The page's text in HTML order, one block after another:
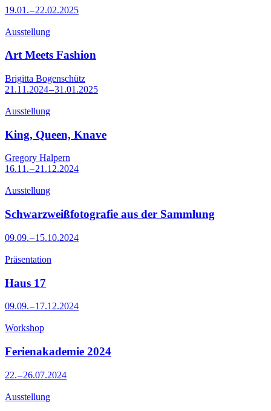
19.01. – 22.02.2025
Ausstellung
Art Meets Fashion
Brigitta Bogenschütz
21.11.2024 – 31.01.2025
Ausstellung
King, Queen, Knave
Gregory Halpern
16.11. – 21.12.2024
Ausstellung
Schwarzweißfotografie aus der Sammlung
09.09. – 15.10.2024
Präsentation
Haus 17
09.09. – 17.12.2024
Workshop
Ferienakademie 2024
22. – 26.07.2024
Ausstellung